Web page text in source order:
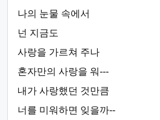
나의 눈물 속에서
넌 지금도
사랑을 가르쳐 주나
혼자만의 사랑을 워---
내가 사랑했던 것만큼
너를 미워하면 잊을까--